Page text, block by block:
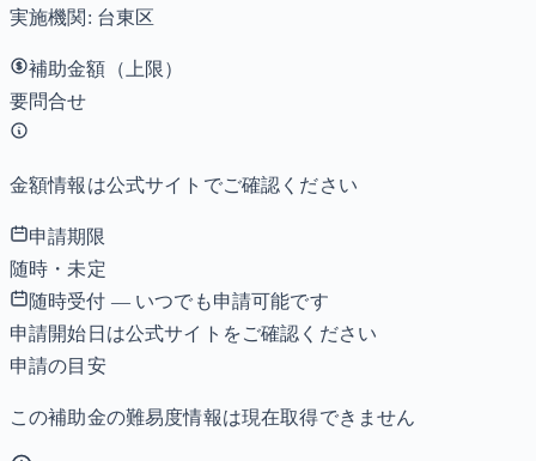
実施機関: 台東区
補助金額（上限）
要問合せ
金額情報は公式サイトでご確認ください
申請期限
随時・未定
随時受付 — いつでも申請可能です
申請開始日は公式サイトをご確認ください
申請の目安
この補助金の難易度情報は現在取得できません